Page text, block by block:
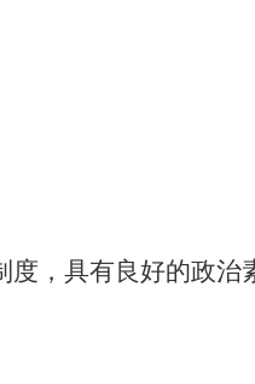
，具有良好的政治